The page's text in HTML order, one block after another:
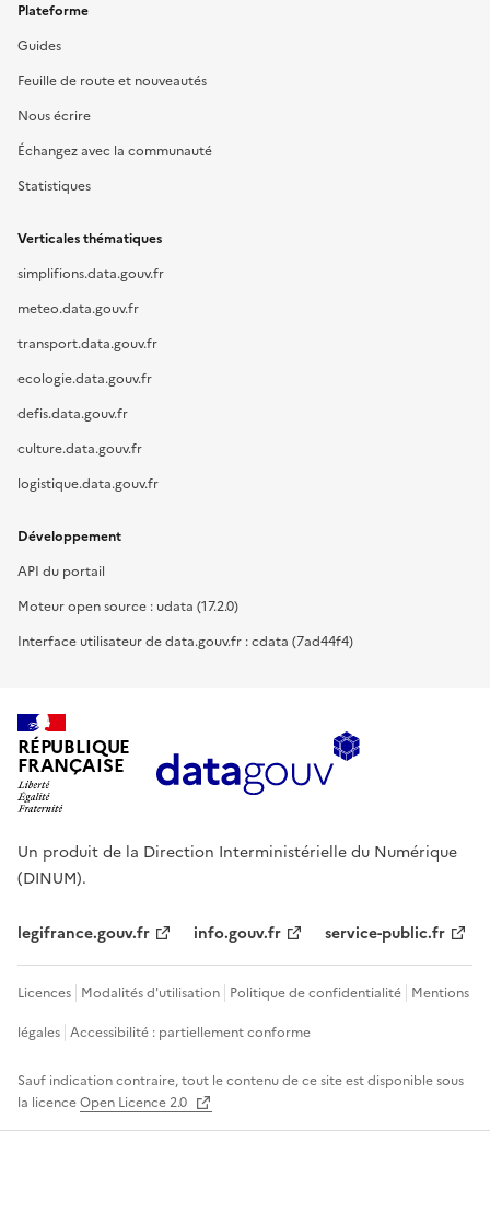
Plateforme
Guides
Feuille de route et nouveautés
Nous écrire
Échangez avec la communauté
Statistiques
Verticales thématiques
simplifions.data.gouv.fr
meteo.data.gouv.fr
transport.data.gouv.fr
ecologie.data.gouv.fr
defis.data.gouv.fr
culture.data.gouv.fr
logistique.data.gouv.fr
Développement
API du portail
Moteur open source : udata (17.2.0)
Interface utilisateur de data.gouv.fr : cdata (7ad44f4)
RÉPUBLIQUE
FRANÇAISE
Un produit de la Direction Interministérielle du Numérique
(DINUM).
legifrance.gouv.fr info.gouv.fr service-public.fr
Licences Modalités d'utilisation Politique de confidentialité Mentions
légales Accessibilité : partiellement conforme
Sauf indication contraire, tout le contenu de ce site est disponible sous
la licenceOpen Licence 2.0